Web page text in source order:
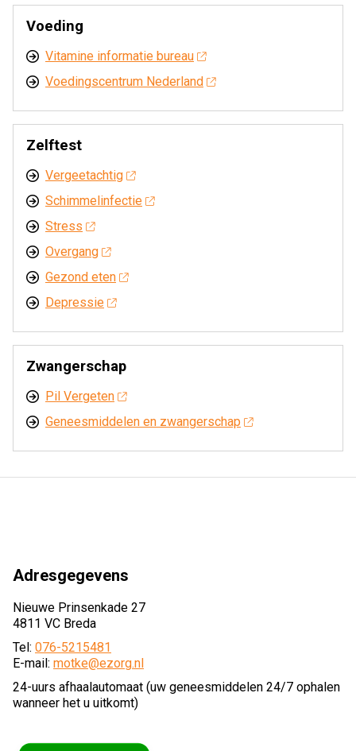
Voeding
Vitamine informatie bureau
Voedingscentrum Nederland
Zelftest
Vergeetachtig
Schimmelinfectie
Stress
Overgang
Gezond eten
Depressie
Zwangerschap
Pil Vergeten
Geneesmiddelen en zwangerschap
Adresgegevens
Nieuwe Prinsenkade 27
4811 VC Breda
Tel: 076-5215481
E-mail: motke@ezorg.nl
24-uurs afhaalautomaat (uw geneesmiddelen 24/7 ophalen
wanneer het u uitkomt)